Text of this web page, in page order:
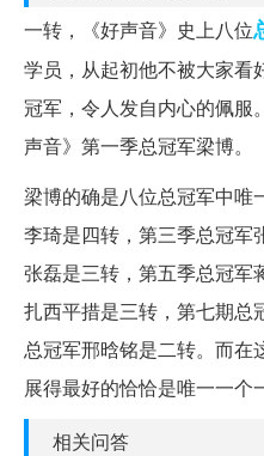
一转，《好声音》史上八位
学员，从起初他不被大家看
冠军，令人发自内心的佩服
声音》第一季总冠军梁博。
梁博的确是八位总冠军中唯
李琦是四转，第三季总冠军
张磊是三转，第五季总冠军
扎西平措是三转，第七期总
总冠军邢晗铭是二转。而在
展得最好的恰恰是唯一一个
相关问答